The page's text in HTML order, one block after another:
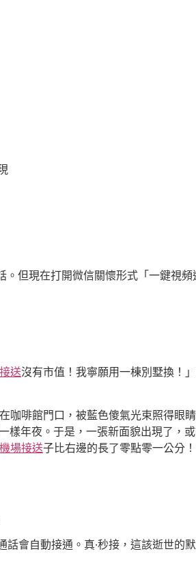
。但現在打開微信關懷形式「一鍵視頻
送沒有市值！我寧願用一棟別墅換！
咖啡館門口，被藍色傻氣光束照得眼
樣年夜。于是，一張新面貌出現了，
場接送子比右邊的長了零點零一公分
會自動接通。真·秒接，這該逝世的默